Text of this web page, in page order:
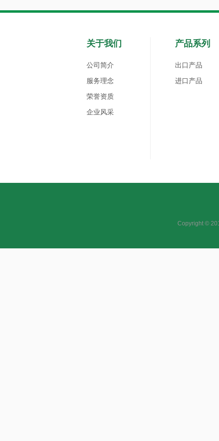
关于我们
公司简介
服务理念
荣誉资质
企业风采
产品系列
出口产品
进口产品
Copyright ©